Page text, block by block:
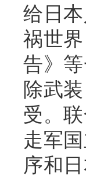
给日
祸世
告》
除武
受。
走军
序和